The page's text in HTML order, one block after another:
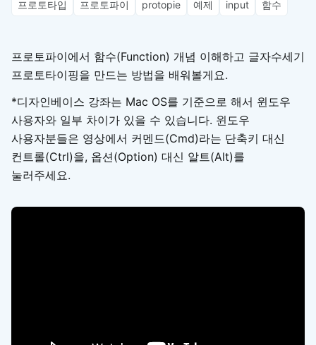
프로토타입 프로토파이 protopie 예제 input 함수
프로토파이에서 함수(Function) 개념 이해하고 글자수세기
프로토타이핑을 만드는 방법을 배워볼게요.
*디자인베이스 강좌는 Mac OS를 기준으로 해서 윈도우
사용자와 일부 차이가 있을 수 있습니다. 윈도우
사용자분들은 영상에서 커멘드(Cmd)라는 단축키 대신
컨트롤(Ctrl)을, 옵션(Option) 대신 알트(Alt)를
눌러주세요.